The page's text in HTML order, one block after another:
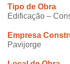
Tipo de Obra
Edificação –
Empresa
Pavijorge